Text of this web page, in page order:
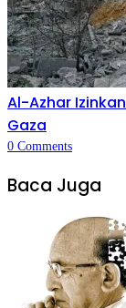
Al-Azhar
Gaza
0 Comments
Baca Juga